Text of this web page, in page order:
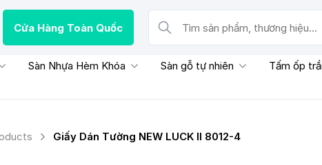
Cửa Hàng Toàn Quốc
Tìm sản phẩm, thương hiệu...
Sàn Nhựa Hèm Khóa Sàn gỗ tự nhiên
Tấm ốp
Giấy Dán Tường NEW LUCK II 8012-4